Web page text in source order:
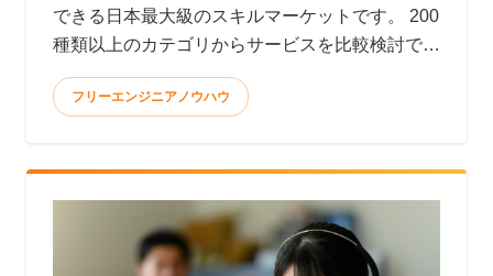
できる日本最大級のスキルマーケットです。 200
種類以上のカテゴリからサービスを比較検討で
き、全てオン
フリーエンジニアノウハウ